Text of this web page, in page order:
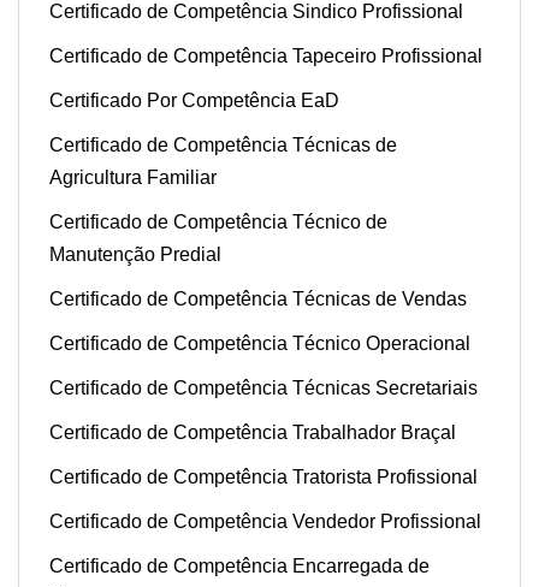
Certificado de Competência Sindico Profissional
Certificado de Competência Tapeceiro Profissional
Certificado Por Competência EaD
Certificado de Competência Técnicas de
Agricultura Familiar
Certificado de Competência Técnico de
Manutenção Predial
Certificado de Competência Técnicas de Vendas
Certificado de Competência Técnico Operacional
Certificado de Competência Técnicas Secretariais
Certificado de Competência Trabalhador Braçal
Certificado de Competência Tratorista Profissional
Certificado de Competência Vendedor Profissional
Certificado de Competência Encarregada de